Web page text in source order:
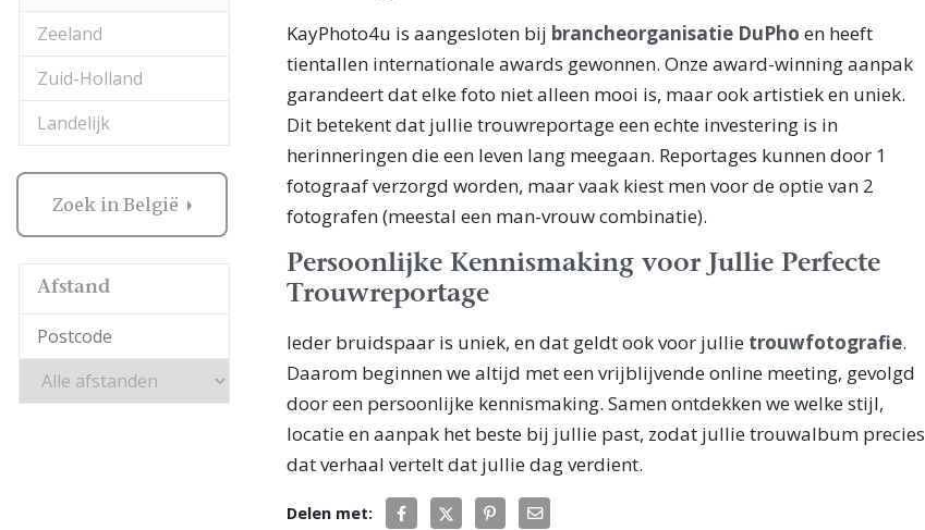
Zeeland
Zuid-Holland
Landelijk
Zoek in België
Afstand
KayPhoto4u is aangesloten bij brancheorganisatie DuPho en heeft
tientallen internationale awards gewonnen. Onze award-winning aanpak
garandeert dat elke foto niet alleen mooi is, maar ook artistiek en uniek.
Dit betekent dat jullie trouwreportage een echte investering is in
herinneringen die een leven lang meegaan. Reportages kunnen door 1
fotograaf verzorgd worden, maar vaak kiest men voor de optie van 2
fotografen (meestal een man-vrouw combinatie).
Persoonlijke Kennismaking voor Jullie Perfecte
Trouwreportage
Ieder bruidspaar is uniek, en dat geldt ook voor jullie trouwfotografie.
Daarom beginnen we altijd met een vrijblijvende online meeting, gevolgd
door een persoonlijke kennismaking. Samen ontdekken we welke stijl,
locatie en aanpak het beste bij jullie past, zodat jullie trouwalbum precies
dat verhaal vertelt dat jullie dag verdient.
Delen met: